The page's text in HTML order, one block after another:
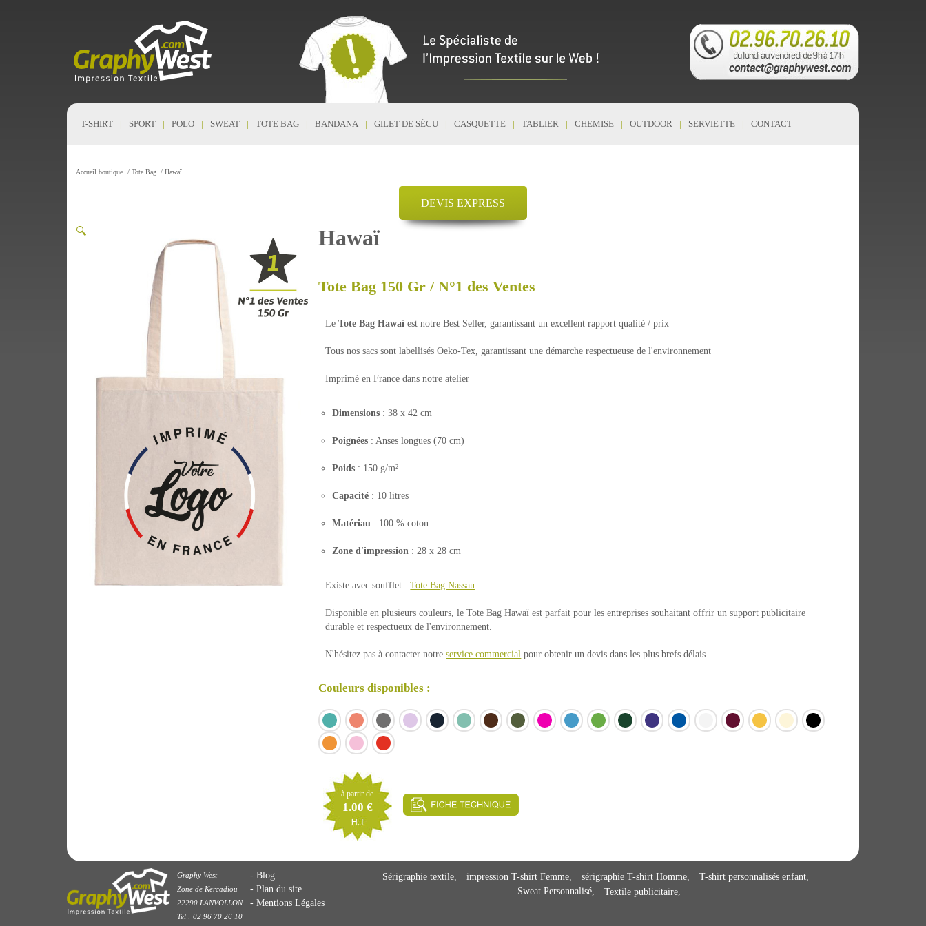
T-SHIRT SPORT POLO SWEAT TOTE BAG BANDANA GILET DE SÉCU CASQUETTE TABLIER CHEMISE OUTDOOR SERVIETTE CONTACT
Accueil boutique / Tote Bag / Hawaï
DEVIS EXPRESS
🔍 Hawaï
Tote Bag 150 Gr / N°1 des Ventes
LeTote Bag Hawaï est notre Best Seller, garantissant un excellent rapport qualité / prix
Tous nos sacs sont labellisés Oeko-Tex, garantissant une démarche respectueuse de l'environnement
Imprimé en France dans notre atelier
Dimensions : 38 x 42 cm
Poignées : Anses longues (70 cm)
Poids : 150 g/m²
Capacité : 10 litres
Matériau : 100 % coton
Zone d'impression : 28 x 28 cm
Existe avec soufflet :Tote Bag Nassau
Disponible en plusieurs couleurs, le Tote Bag Hawaï est parfait pour les entreprises souhaitant offrir un support publicitaire
durable et respectueux de l'environnement.
N'hésitez pas à contacter notreservice commercial pour obtenir un devis dans les plus brefs délais
Couleurs disponibles :
à partir de
1.00 €
Graphy West
Zone de Kercadiou
22290 LANVOLLON
Tel : 02 96 70 26 10
Blog
Plan du site
Mentions Légales
Sérigraphie textile impression T-shirt Femme sérigraphie T-shirt Homme
T-shirt personnalisés enfant
Sweat Personnalisé
Textile publicitaire